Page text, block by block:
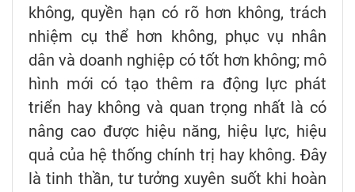
không, quyền hạn có rõ hơn không, trách
nhiệm cụ thể hơn không, phục vụ nhân
dân và doanh nghiệp có tốt hơn không; mô
hình mới có tạo thêm ra động lực phát
triển hay không và quan trọng nhất là có
nâng cao được hiệu năng, hiệu lực, hiệu
quả của hệ thống chính trị hay không. Đây
là tinh thần, tư tưởng xuyên suốt khi hoàn